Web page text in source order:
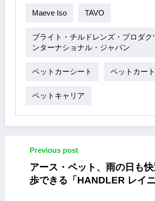
Maeve Iso TAVO
ブライト・チルドレンズ・プロダク
ンターナショナル・ジャパン
ペットカーシート ペットカート
ペットキャリア
Previous post
アース・ペット、雨の日も
歩できる「HANDLER レイ